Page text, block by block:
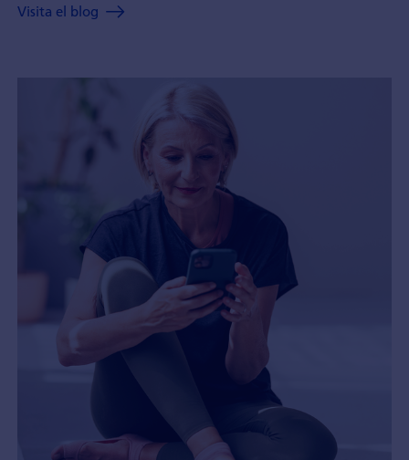
Visita el blog